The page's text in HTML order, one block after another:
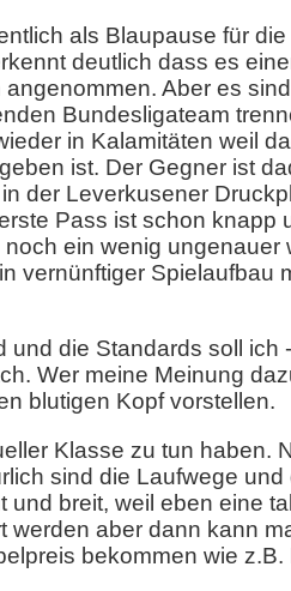
als Blaupause für
deutlich dass es
Aber es
Bundesligateam
in Kalamitäten weil
ist. Der Gegner ist
der Leverkusener
Pass ist schon knapp
ein wenig
vernünftiger Spielaufbau
die Standards soll ich
Wer meine Meinung
blutigen Kopf vorstellen.
Klasse zu tun haben.
sind die Laufwege
breit, weil eben eine
aber dann kann
bekommen wie z.B.